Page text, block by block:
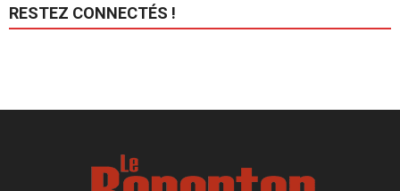
RESTEZ CONNECTÉS !